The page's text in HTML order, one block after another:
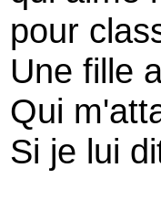
pour
Une fille
Qui
Si je lui